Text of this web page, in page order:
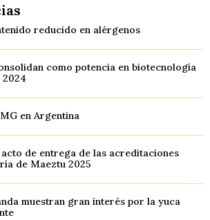
reducido en alérgenos
como potencia en biotecnología
en Argentina
de entrega de las acreditaciones
de Maeztu 2025
muestran gran interés por la yuca